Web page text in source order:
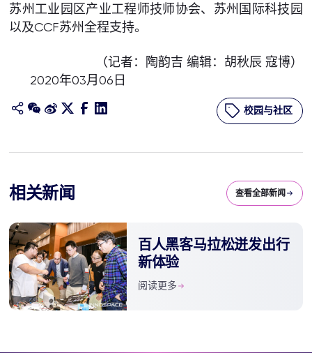
苏州工业园区产业工程师技师协会、苏州国际科技园
以及CCF苏州全程支持。
（记者：陶韵吉 编辑：胡秋辰 寇博）
2020年03月06日
校园与社区
相关新闻 查看全部新闻
百人黑客马拉松迸发出行
新体验
阅读更多